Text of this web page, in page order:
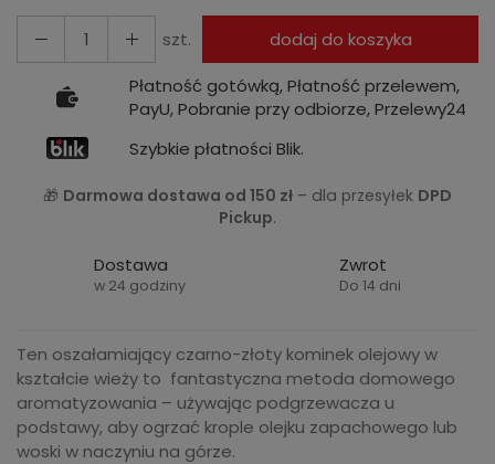
szt.
dodaj do koszyka
Płatność gotówką, Płatność przelewem,
PayU, Pobranie przy odbiorze, Przelewy24
Szybkie płatności Blik.
🎁 Darmowa dostawa od 150 zł – dla przesyłek DPD
Pickup.
Dostawa
w 24 godziny
Zwrot
Do 14 dni
Ten oszałamiający czarno-złoty kominek olejowy w
kształcie wieży to fantastyczna metoda domowego
aromatyzowania – używając podgrzewacza u
podstawy, aby ogrzać krople olejku zapachowego lub
woski w naczyniu na górze.